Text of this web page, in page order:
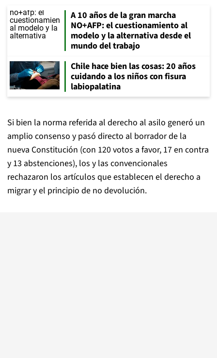
A 10 años de la gran marcha
NO+AFP: el cuestionamiento al
modelo y la alternativa desde el
mundo del trabajo
Chile hace bien las cosas: 20 años
cuidando a los niños con fisura
labiopalatina
Si bien la norma referida al derecho al asilo generó un
amplio consenso y pasó directo al borrador de la
nueva Constitución (con 120 votos a favor, 17 en contra
y 13 abstenciones), los y las convencionales
rechazaron los artículos que establecen el derecho a
migrar y el principio de no devolución.